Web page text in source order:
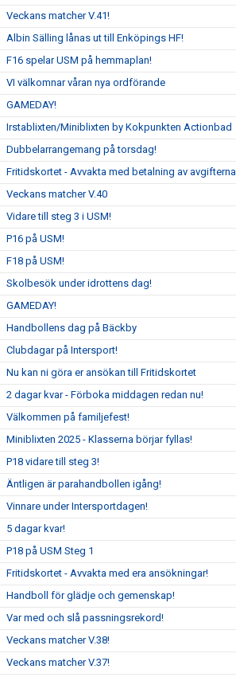
Veckans matcher V.41!
Albin Sälling lånas ut till Enköpings HF!
F16 spelar USM på hemmaplan!
VI välkomnar våran nya ordförande
GAMEDAY!
Irstablixten/Miniblixten by Kokpunkten Actionbad
Dubbelarrangemang på torsdag!
Fritidskortet - Avvakta med betalning av avgifterna
Veckans matcher V.40
Vidare till steg 3 i USM!
P16 på USM!
F18 på USM!
Skolbesök under idrottens dag!
GAMEDAY!
Handbollens dag på Bäckby
Clubdagar på Intersport!
Nu kan ni göra er ansökan till Fritidskortet
2 dagar kvar - Förboka middagen redan nu!
Välkommen på familjefest!
Miniblixten 2025 - Klasserna börjar fyllas!
P18 vidare till steg 3!
Äntligen är parahandbollen igång!
Vinnare under Intersportdagen!
5 dagar kvar!
P18 på USM Steg 1
Fritidskortet - Avvakta med era ansökningar!
Handboll för glädje och gemenskap!
Var med och slå passningsrekord!
Veckans matcher V.38!
Veckans matcher V.37!